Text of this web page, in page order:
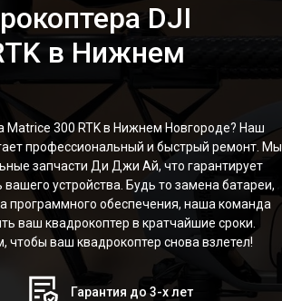
DJI
в Нижнем
Matrice 300 RTK в Нижнем Новгороде? Наш
профессиональный и быстрый ремонт. Мы
запчасти Ди Джи Ай, что гарантирует
устройства. Будь то замена батареи,
программного обеспечения, наша команда
ваш квадрокоптер в кратчайшие сроки.
ваш квадрокоптер снова взлетел!
Гарантия до 3-х лет